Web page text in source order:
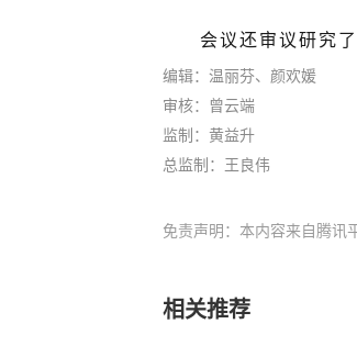
会议还审议研究
编辑： 温丽芬、颜欢媛
审核： 曾云端
监制： 黄益升
总监制：王良伟
免责声明：本内容来自腾讯
相关推荐